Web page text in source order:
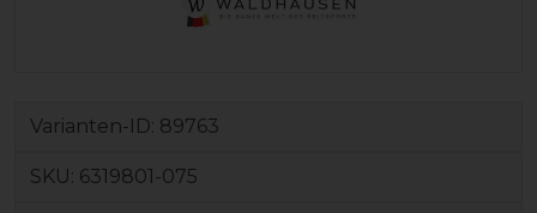
Varianten-ID: 89763
SKU: 6319801-075